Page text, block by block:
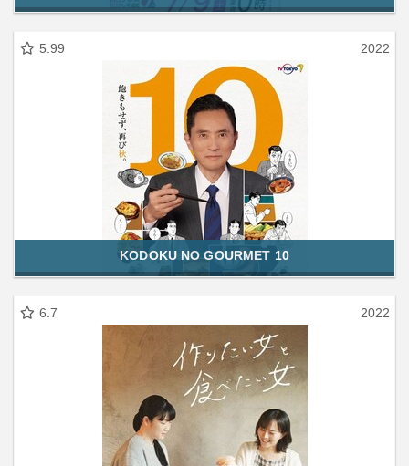
5.99 2022
KODOKU NO GOURMET 10
6.7 2022